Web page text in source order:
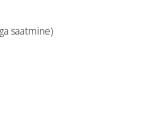
saatmine)